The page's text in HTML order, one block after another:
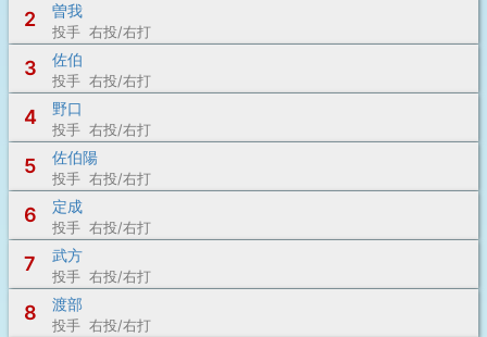
2 曽我
投手 右投/右打
3 佐伯
投手 右投/右打
4 野口
投手 右投/右打
5 佐伯陽
投手 右投/右打
6 定成
投手 右投/右打
7 武方
投手 右投/右打
8 渡部
投手 右投/右打